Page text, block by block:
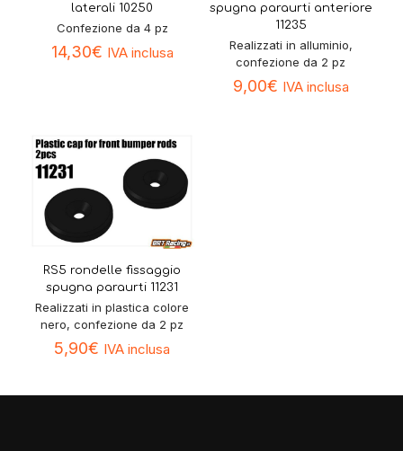
laterali 10250
Confezione da 4 pz
14,30€ IVA inclusa
spugna paraurti anteriore
11235
Realizzati in alluminio,
confezione da 2 pz
9,00€ IVA inclusa
RS5 rondelle fissaggio
spugna paraurti 11231
Realizzati in plastica colore
nero, confezione da 2 pz
5,90€ IVA inclusa